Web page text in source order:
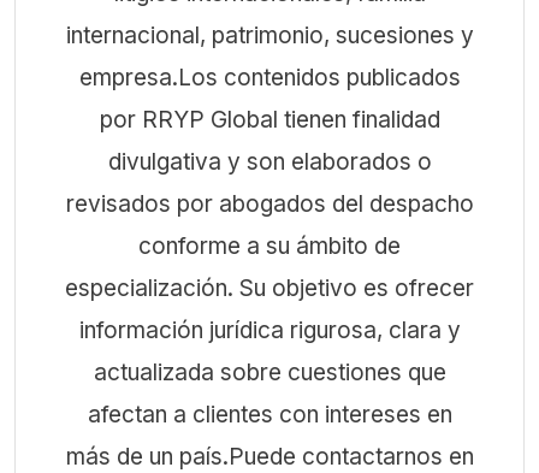
internacional, patrimonio, sucesiones y
empresa.Los contenidos publicados
por RRYP Global tienen finalidad
divulgativa y son elaborados o
revisados por abogados del despacho
conforme a su ámbito de
especialización. Su objetivo es ofrecer
información jurídica rigurosa, clara y
actualizada sobre cuestiones que
afectan a clientes con intereses en
más de un país.Puede contactarnos en